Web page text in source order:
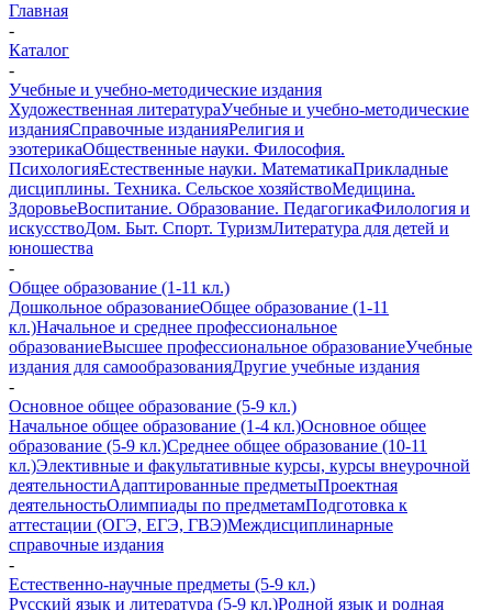
Главная
-
Каталог
-
Учебные и учебно-методические издания
Художественная литератураУчебные и учебно-методические
изданияСправочные изданияРелигия и
эзотерикаОбщественные науки. Философия.
ПсихологияЕстественные науки. МатематикаПрикладные
дисциплины. Техника. Сельское хозяйствоМедицина.
ЗдоровьеВоспитание. Образование. ПедагогикаФилология и
искусствоДом. Быт. Спорт. ТуризмЛитература для детей и
юношества
-
Общее образование (1-11 кл.)
Дошкольное образованиеОбщее образование (1-11
кл.)Начальное и среднее профессиональное
образованиеВысшее профессиональное образованиеУчебные
издания для самообразованияДругие учебные издания
-
Основное общее образование (5-9 кл.)
Начальное общее образование (1-4 кл.)Основное общее
образование (5-9 кл.)Среднее общее образование (10-11
кл.)Элективные и факультативные курсы, курсы внеурочной
деятельностиАдаптированные предметыПроектная
деятельностьОлимпиады по предметамПодготовка к
аттестации (ОГЭ, ЕГЭ, ГВЭ)Междисциплинарные
справочные издания
-
Естественно-научные предметы (5-9 кл.)
Русский язык и литература (5-9 кл.)Родной язык и родная